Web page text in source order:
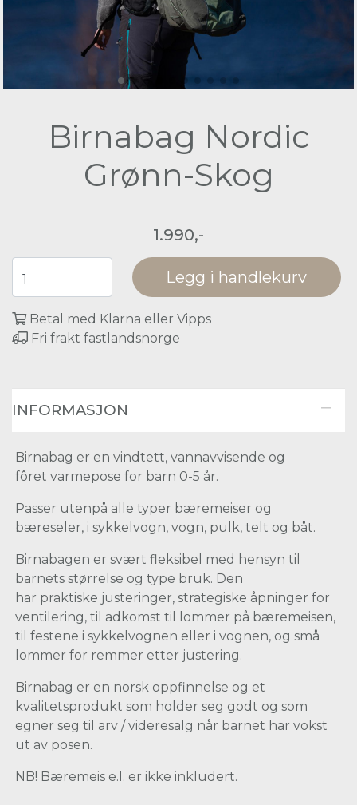
Birnabag Nordic
Grønn-Skog
1.990,-
Legg i handlekurv
Betal med Klarna eller Vipps
Fri frakt fastlandsnorge
INFORMASJON
Birnabag er en vindtett, vannavvisende og
fôret varmepose for barn 0-5 år.
Passer utenpå alle typer bæremeiser og
bæreseler, i sykkelvogn, vogn, pulk, telt og båt.
Birnabagen er svært fleksibel med hensyn til
barnets størrelse og type bruk. Den
har praktiske justeringer, strategiske åpninger for
ventilering, til adkomst til lommer på bæremeisen,
til festene i sykkelvognen eller i vognen, og små
lommer for remmer etter justering.
Birnabag er en norsk oppfinnelse og et
kvalitetsprodukt som holder seg godt og som
egner seg til arv / videresalg når barnet har vokst
ut av posen.
NB! Bæremeis e.l. er ikke inkludert.